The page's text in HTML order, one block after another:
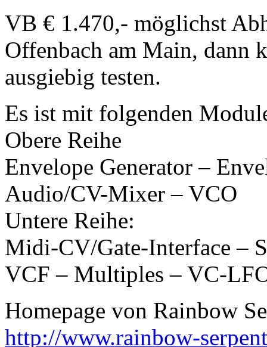
VB € 1.470,- möglichst
Offenbach am Main, dann
ausgiebig testen.
Es ist mit folgenden
Obere Reihe
Envelope Generator –
Audio/CV-Mixer – VCO
Untere Reihe:
Midi-CV/Gate-Interface –
VCF – Multiples – VC-
Homepage von Rainbow
http://www.rainbow-